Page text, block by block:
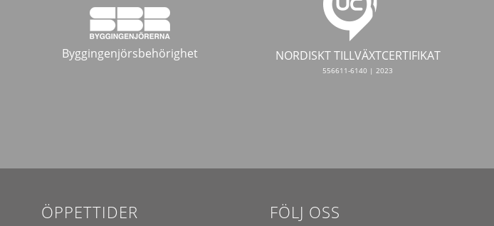
Byggingenjörsbehörighet NORDISKT TILLVÄXTCERTIFIKAT
556611-6140 | 2023
ÖPPETTIDER FÖLJ OSS